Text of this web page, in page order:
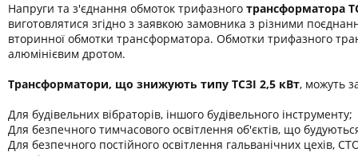
Напруги та з'єднання обмоток трифазного трансформатора
виготовлятися згідно з заявкою замовника з різними
вторинної обмотки трансформатора. Обмотки трифазного
алюмінієвим дротом.
Трансформатори, що знижують типу ТСЗІ 2,5 кВт, можуть
Для будівельних вібраторів, іншого будівельного інструменту;
Для безпечного тимчасового освітлення об'єктів, що
Для безпечного постійного освітлення гальванічних цехів,